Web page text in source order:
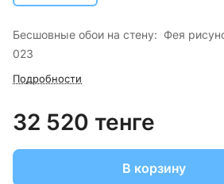
Бесшовные обои на стену: Фея
023
Подробности
32 520 тенге
В корзину